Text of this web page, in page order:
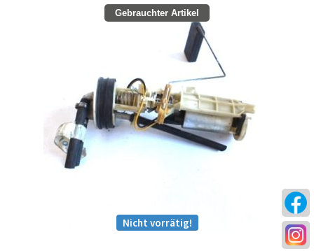
Nicht vorrätig!
Gebrauchter Artikel